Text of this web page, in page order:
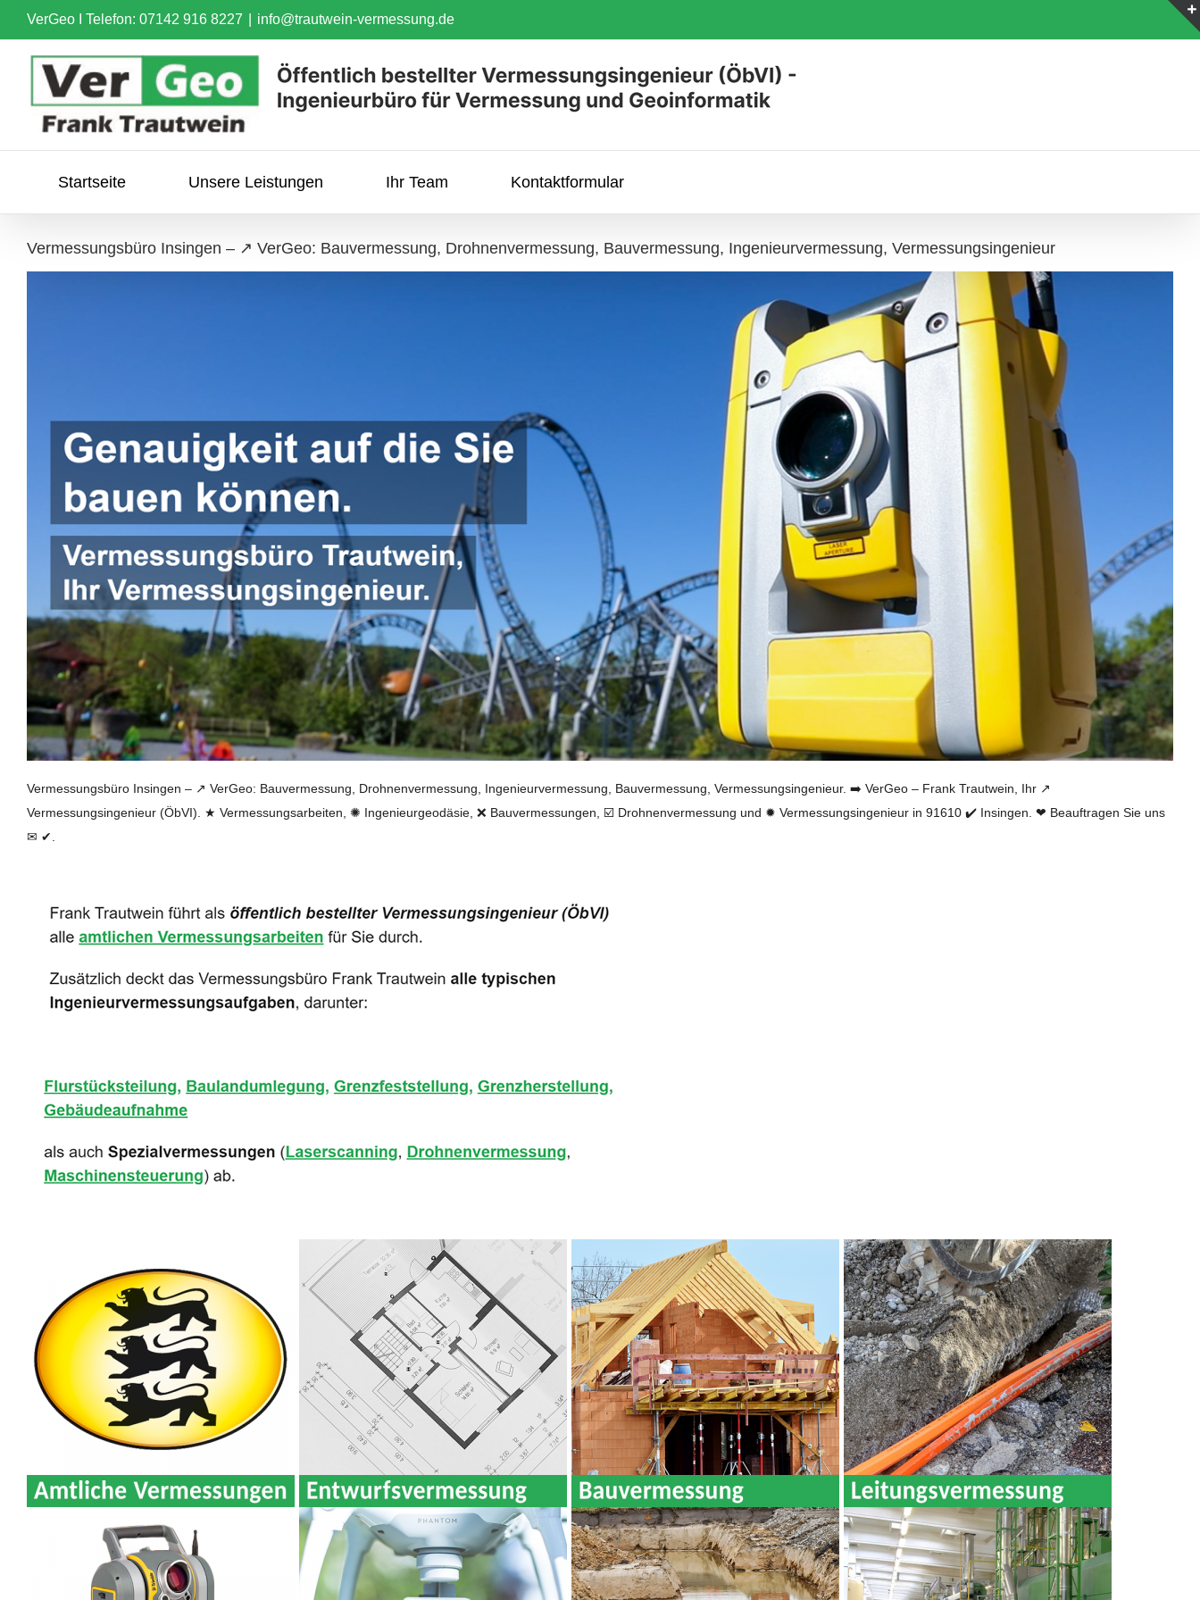
Skip
to
content
VerGeo I Telefon: 07142 916 8227 info@trautwein-vermessung.de
Startseite Unsere Leistungen Ihr Team Kontaktformular
Vermessungsbüro Insingen – ↗️ VerGeo: Bauvermessung, Drohnenvermessung, Bauvermessung, Ingenieurvermessung, Vermessungsingenieur
Vermessungsbüro Insingen – ↗️ VerGeo: Bauvermessung, Drohnenvermessung, Ingenieurvermessung, Bauvermessung, Vermessungsingenieur. ➡️ VerGeo – Frank Trautwein, Ihr ↗️
Vermessungsingenieur (ÖbVI). ★ Vermessungsarbeiten, ✺ Ingenieurgeodäsie, ❌ Bauvermessungen, ☑️ Drohnenvermessung und ✹ Vermessungsingenieur in 91610 ✔️ Insingen. ❤ Beauftragen Sie uns
✉ ✔.